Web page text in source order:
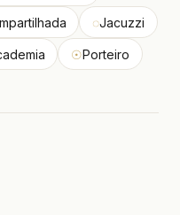
◌Jacuzzi
☉Porteiro